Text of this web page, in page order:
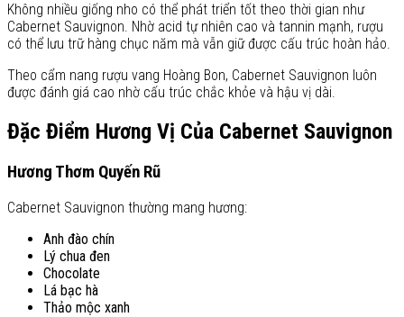
Không nhiều giống nho có thể phát triển tốt theo thời gian như
Cabernet Sauvignon. Nhờ acid tự nhiên cao và tannin mạnh, rượu
có thể lưu trữ hàng chục năm mà vẫn giữ được cấu trúc hoàn hảo.
Theo cẩm nang rượu vang Hoàng Bon, Cabernet Sauvignon luôn
được đánh giá cao nhờ cấu trúc chắc khỏe và hậu vị dài.
Đặc Điểm Hương Vị Của Cabernet Sauvignon
Hương Thơm Quyến Rũ
Cabernet Sauvignon thường mang hương:
Anh đào chín
Lý chua đen
Chocolate
Lá bạc hà
Thảo mộc xanh